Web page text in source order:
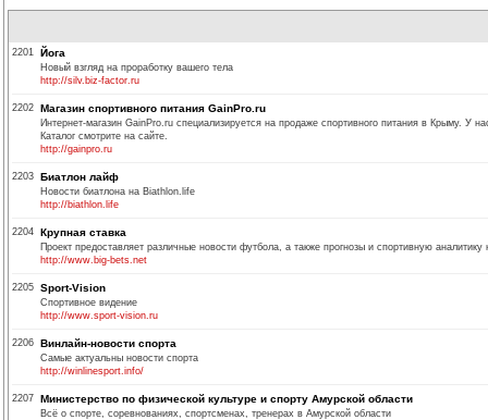
2201 Йога
Новый взгляд на проработку вашего тела
http://silv.biz-factor.ru
2202 Магазин спортивного питания GainPro.ru
Интернет-магазин GainPro.ru специализируется на продаже спортивного питания в Крыму. У
Каталог смотрите на сайте.
http://gainpro.ru
2203 Биатлон лайф
Новости биатлона на Biathlon.life
http://biathlon.life
2204 Крупная ставка
Проект предоставляет различные новости футбола, а также прогнозы и спортивную
http://www.big-bets.net
2205 Sport-Vision
Спортивное видение
http://www.sport-vision.ru
2206 Винлайн-новости спорта
Самые актуальны новости спорта
http://winlinesport.info/
2207 Министерство по физической культуре и спорту Амурской области
Всё о спорте, соревнованиях, спортсменах, тренерах в Амурской области